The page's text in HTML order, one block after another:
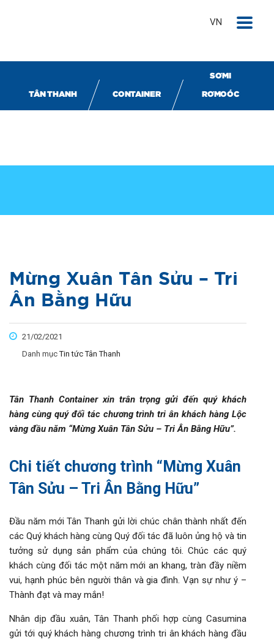
VN
TÂN THANH CONTAINER
SƠMI
RƠMOÓC
Mừng Xuân Tân Sửu – Tri
Ân Bằng Hữu
21/02/2021
Danh mụcTin tức Tân Thanh
Tân Thanh Container xin trân trọng gửi đến quý khách
hàng cùng quý đối tác chương trình tri ân khách hàng Lộc
vàng đầu năm “Mừng Xuân Tân Sửu – Tri Ân Bằng Hữu”.
Chi tiết chương trình “Mừng Xuân
Tân Sửu – Tri Ân Bằng Hữu”
Đầu năm mới Tân Thanh gửi lời chúc chân thành nhất đến
các Quý khách hàng cùng Quý đối tác đã luôn ủng hộ và tin
tưởng sử dụng sản phẩm của chúng tôi. Chúc các quý
khách cùng đối tác một năm mới an khang, tràn đầy niềm
vui, hạnh phúc bên người thân và gia đình. Vạn sự như ý –
Thành đạt và may mắn!
Nhân dịp đầu xuân, Tân Thanh phối hợp cùng Casumina
gửi tới quý khách hàng chương trình tri ân khách hàng đầu